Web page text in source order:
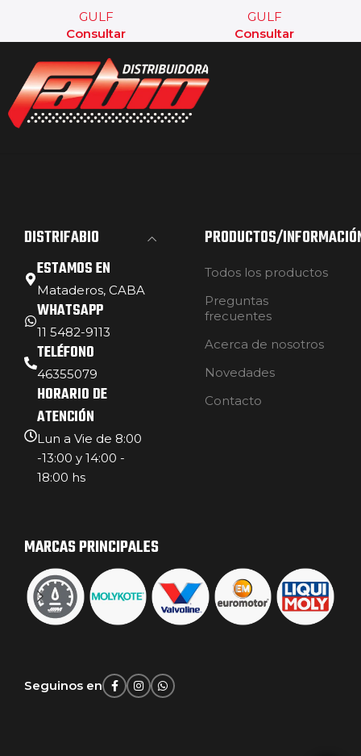
GULF
Consultar
GULF
Consultar
DISTRIFABIO
ESTAMOS EN
Mataderos, CABA
WHATSAPP
11 5482-9113
TELÉFONO
46355079
HORARIO DE
ATENCIÓN
Lun a Vie de 8:00
-13:00 y 14:00 -
18:00 hs
PRODUCTOS/
Todos los productos
Preguntas
frecuentes
Acerca de nosotros
Novedades
Contacto
MARCAS PRINCIPALES
Seguinos en